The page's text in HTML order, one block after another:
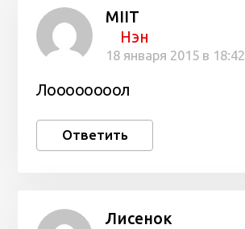
MIIT
Нэн
18 января 2015 в 18:42
Лоооооооол
Ответить
Лисенок